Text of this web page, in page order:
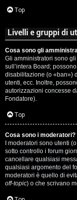
Top
Livelli e gruppi di
Cosa sono gli
Gli amministratori sono
sull’intera Board;
disabilitazione (o «ban»)
utenti, ecc. Inoltre,
autorizzazioni concesse
Fondatore).
Top
Cosa sono i moderatori?
I moderatori sono utenti
sotto controllo i forum
cancellare qualsiasi
qualsiasi argomento del
moderatori è quello di
off-topic) o che scrivano
a
c
e
P
e
r
c
o
r
s
i